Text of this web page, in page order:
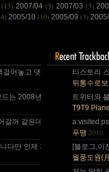
(13) 2007/04(3) 2007/03 (3)
2005/10 (10) 2005/09 (3)
어놓고 댓글 쓴다는걸 깜박 ㅎ
는 2008년,그리고 4년 넘었네
갈꺼 같은데.. Mac을 저한테 주
다만 인제 게임은 왠지 안땡기
티스토리
뒤통수로
트위터와
T9T9
a:visited
푸땡 2010
[블로그,이
월풍도원(